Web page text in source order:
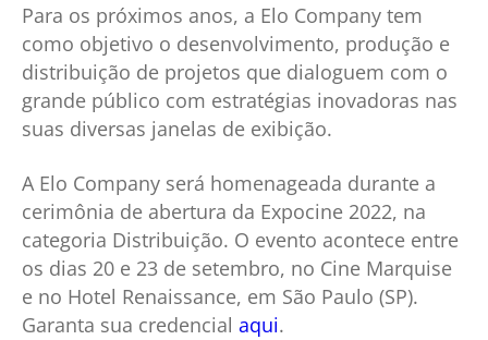
Para os próximos anos, a Elo Company tem
como objetivo o desenvolvimento, produção e
distribuição de projetos que dialoguem com o
grande público com estratégias inovadoras nas
suas diversas janelas de exibição.
A Elo Company será homenageada durante a
cerimônia de abertura da Expocine 2022, na
categoria Distribuição. O evento acontece entre
os dias 20 e 23 de setembro, no Cine Marquise
e no Hotel Renaissance, em São Paulo (SP).
Garanta sua credencial aqui.